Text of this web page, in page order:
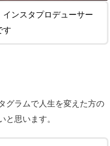
インスタプロデューサー
す
グラムで人生を変えた方の
と思います。